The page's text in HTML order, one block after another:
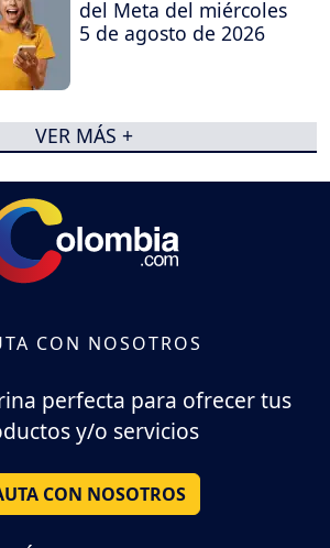
del Meta del miércoles
5 de agosto de 2026
VER MÁS +
CON NOSOTROS
perfecta para ofrecer tus
y/o servicios
CON NOSOTROS